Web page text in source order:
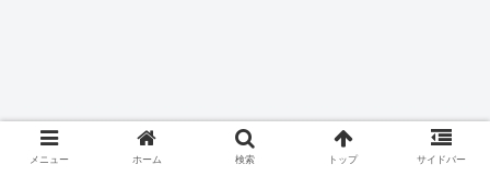
メニュー ホーム 検索 トップ サイドバー